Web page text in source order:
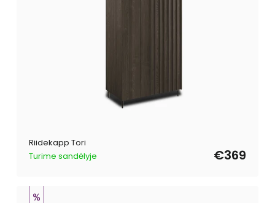
Riidekapp Tori
Turime sandėlyje
€369